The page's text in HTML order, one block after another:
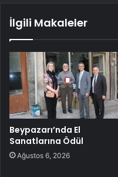
İlgili Makaleler
Beypazarı’nda El
Sanatlarına Ödül
Ağustos 6, 2026